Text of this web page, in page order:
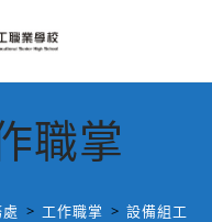
職掌
> 工作職掌 > 設備組工作